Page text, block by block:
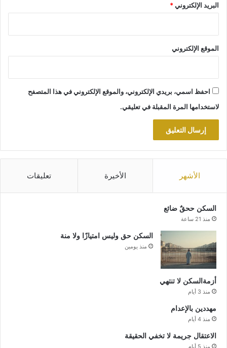
البريد الإلكتروني*
الموقع الإلكتروني
احفظ اسمي، بريدي الإلكتروني، والموقع الإلكتروني في هذا المتصفح
لاستخدامها المرة المقبلة في تعليقي.
الأشهر الأخيرة تعليقات
السكن ححقٌ ضائع
منذ 21 ساعة
السكن حق وليس امتيازًا ولا منة
منذ يومين
أزمةالسكن لا تنتهي
منذ 3 أيام
مهددين بالإعدام
منذ 4 أيام
الاعتقال جريمة لا تخفي الحقيقة
منذ 5 أيام